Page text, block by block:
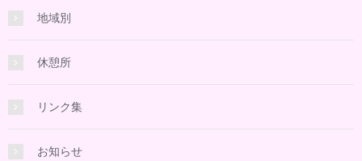
地域別
休憩所
リンク集
お知らせ